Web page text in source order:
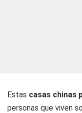
Estas casas chinas
personas que viven